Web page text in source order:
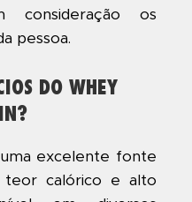
consideração os
pessoa.
DO WHEY
excelente fonte
teor calórico e alto